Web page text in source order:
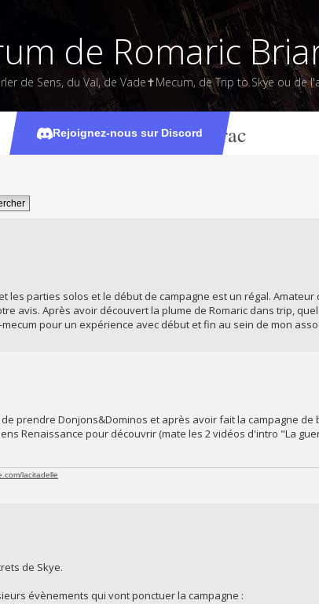
de Romaric
de Sens, du Val, de Vade✝Mecum, de Trip to Skye ou de
Rejoignez-nous sur Discord
Questions en vrac
les parties solos et le début de campagne est un régal.
avis. Après avoir découvert la plume de Romaric dans trip,
pour un expérience avec début et fin au sein de mon
prendre Donjons&Dominos et après avoir fait la campagne
Renaissance pour découvrir (mate les 2 vidéos d'intro "La
lacitadelle
de Skye.
évènements qui vont ponctuer la campagne :